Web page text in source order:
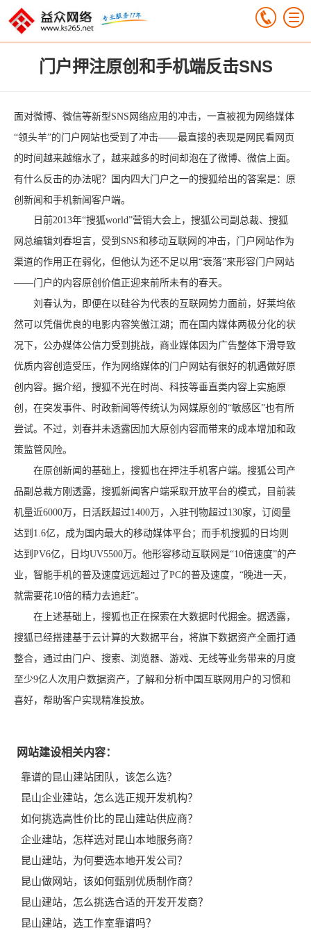
门户押注原创和手机端反击SNS
面对微博、微信等新型SNS网络应用的冲击，一直被视为网络媒体
“领头羊”的门户网站也受到了冲击——最直接的表现是网民看网页
的时间越来越缩水了，越来越多的时间却泡在了微博、微信上面。
有什么反击的办法呢？国内四大门户之一的搜狐给出的答案是：原
创新闻和手机新闻客户端。
日前2013年“搜狐world”营销大会上，搜狐公司副总裁、搜狐
网总编辑刘春坦言，受到SNS和移动互联网的冲击，门户网站作为
渠道的作用正在弱化，但他认为还不足以用“衰落”来形容门户网站
——门户的内容原创价值正迎来前所未有的春天。
刘春认为，即便在以硅谷为代表的互联网势力面前，好莱坞依
然可以凭借优良的电影内容笑傲江湖；而在国内媒体两极分化的状
况下，公办媒体公信力受到挑战，商业媒体因为广告整体下滑导致
优质内容创造受压，作为网络媒体的门户网站有很好的机遇做好原
创内容。据介绍，搜狐不光在时尚、科技等垂直类内容上实施原
创，在突发事件、时政新闻等传统认为网媒原创的“敏感区”也有所
尝试。不过，刘春并未透露因加大原创内容而带来的成本增加和政
策监管风险。
在原创新闻的基础上，搜狐也在押注手机客户端。搜狐公司产
品副总裁方刚透露，搜狐新闻客户端采取开放平台的模式，目前装
机量近6000万，日活跃超过1400万，入驻刊物超过130家，订阅量
达到1.6亿，成为国内最大的移动媒体平台；而手机搜狐的日均则
达到PV6亿，日均UV5500万。他形容移动互联网是“10倍速度”的产
业，智能手机的普及速度远远超过了PC的普及速度，“晚进一天，
就需要花10倍的精力去追赶”。
在上述基础上，搜狐也正在探索在大数据时代掘金。据透露，
搜狐已经搭建基于云计算的大数据平台，将旗下数据资产全面打通
整合，通过由门户、搜索、浏览器、游戏、无线等业务带来的月度
至少9亿人次用户数据资产，了解和分析中国互联网用户的习惯和
喜好，帮助客户实现精准投放。
网站建设相关内容：
靠谱的昆山建站团队，该怎么选？
昆山企业建站，怎么选正规开发机构？
如何挑选高性价比的昆山建站供应商？
企业建站，怎样选对昆山本地服务商？
昆山建站，为何要选本地开发公司？
昆山做网站，该如何甄别优质制作商？
昆山建站，怎么挑选合适的开发开发商？
昆山建站，选工作室靠谱吗？